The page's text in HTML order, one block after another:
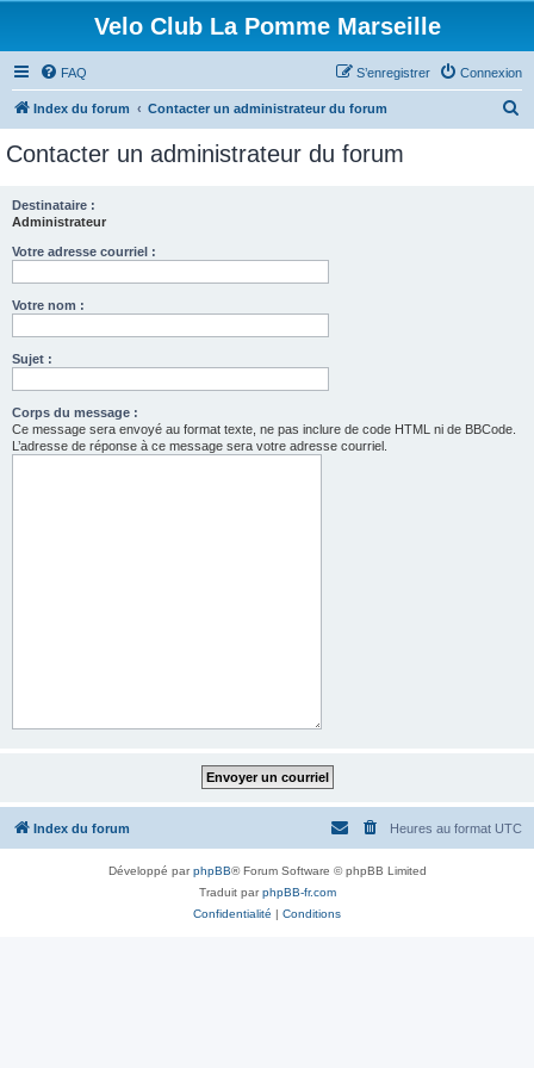
Velo Club La Pomme Marseille
FAQ Connexion
S’enregistrer
Index du forum Contacter un administrateur du forum
Contacter un administrateur du forum
Destinataire :
Administrateur
Votre adresse courriel :
Votre nom :
Sujet :
Corps du message :
Ce message sera envoyé au format texte, ne pas inclure de code HTML ni de BBCode.
L’adresse de réponse à ce message sera votre adresse courriel.
Index du forum Heures au format UTC
Développé parphpBB® Forum Software © phpBB Limited
Traduit parphpBB-fr.com
Confidentialité | Conditions